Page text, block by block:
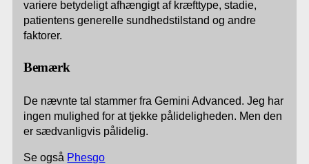
variere betydeligt afhængigt af kræfttype, stadie,
patientens generelle sundhedstilstand og andre
faktorer.
Bemærk
De nævnte tal stammer fra Gemini Advanced. Jeg har
ingen mulighed for at tjekke pålideligheden. Men den
er sædvanligvis pålidelig.
Se også Phesgo